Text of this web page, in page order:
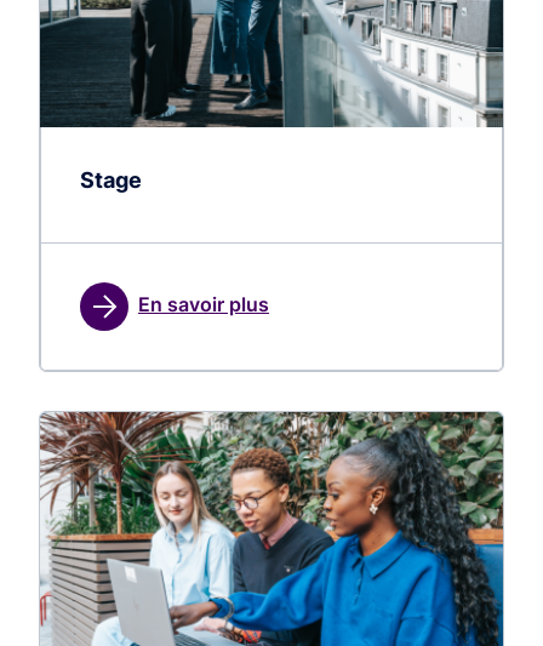
Stage
En savoir plus